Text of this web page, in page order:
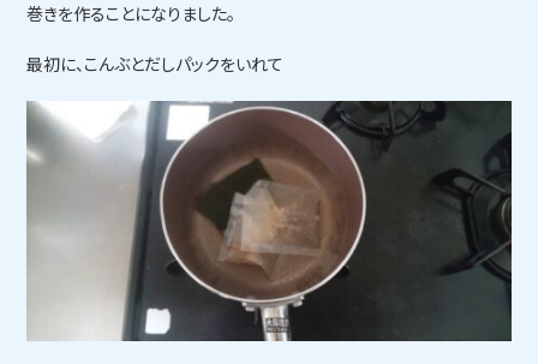
巻きを作ることになりました。
最初に、こんぶとだしパックをいれて